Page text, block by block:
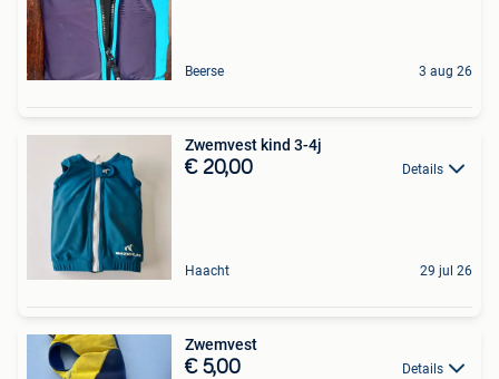
Beerse 3 aug 26
Zwemvest kind 3-4j
€ 20,00 Details
Haacht 29 jul 26
Zwemvest
€ 5,00 Details